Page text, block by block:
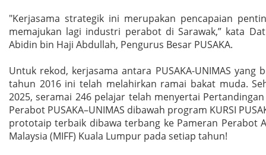
"Kerjasama strategik ini merupakan pencapaian
memajukan lagi industri perabot di Sarawak,” kata
Abidin bin Haji Abdullah, Pengurus Besar PUSAKA.
Untuk rekod, kerjasama antara PUSAKA-UNIMAS yang
tahun 2016 ini telah melahirkan ramai bakat muda.
2025, seramai 246 pelajar telah menyertai
Perabot PUSAKA–UNIMAS dibawah program KURSI
prototaip terbaik dibawa terbang ke Pameran Perabot
Malaysia (MIFF) Kuala Lumpur pada setiap tahun!